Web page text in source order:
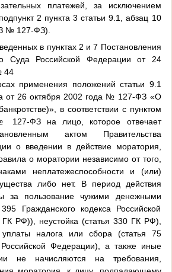
платежей, за исключением
2 пункта 3 статьи 9.1, абзац 10
№ 127-ФЗ).
в пунктах 2 и 7 Постановления
Суда Российской Федерации от 24
44
применения положений статьи 9.1
от 26 октября 2002 года № 127-ФЗ «О
в соответствии с пунктом
ФЗ на лицо, которое отвечает
актом Правительства
о введении в действие моратория,
о моратории независимо от того,
неплатежеспособности и (или)
либо нет. В период действия
за пользование чужими денежными
Гражданского кодекса Российской
РФ)), неустойка (статья 330 ГК РФ),
налога или сбора (статья 75
Российской Федерации), а также иные
не начисляются на требования,